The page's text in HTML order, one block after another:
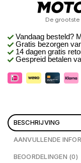
De grootste
Vandaag besteld?
Gratis bezorgen
14 dagen gratis
Gespreid betalen
BESCHRIJVING
AANVULLENDE
BEOORDELINGEN (0)